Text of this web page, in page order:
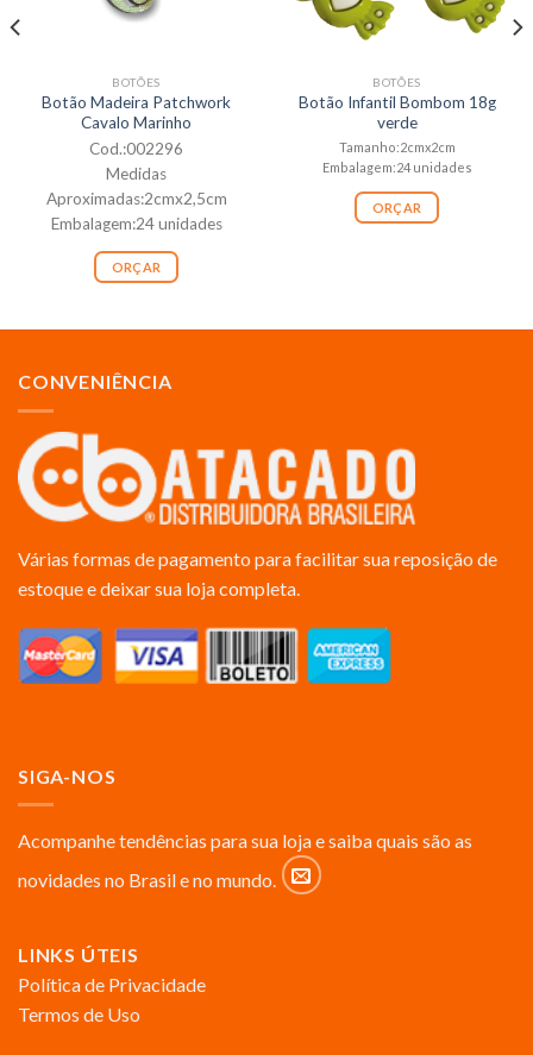
BOTÕES
Botão Madeira Patchwork
Cavalo Marinho
Cod.:002296
Medidas
Aproximadas:2cmx2,5cm
Embalagem:24 unidades
ORÇAR
BOTÕES
Botão Infantil Bombom 18g
verde
Tamanho:2cmx2cm
Embalagem:24 unidades
ORÇAR
CONVENIÊNCIA
Várias formas de pagamento para facilitar sua reposição de
estoque e deixar sua loja completa.
SIGA-NOS
Acompanhe tendências para sua loja e saiba quais são as
novidades no Brasil e no mundo.
LINKS ÚTEIS
Política de Privacidade
Termos de Uso